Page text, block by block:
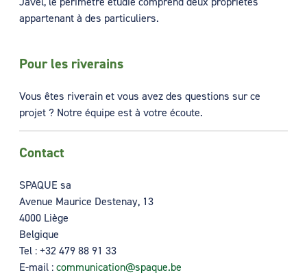
appartenant à des particuliers.
Pour les riverains
Vous êtes riverain et vous avez des questions sur ce
projet ? Notre équipe est à votre écoute.
Contact
SPAQUE sa
Avenue Maurice Destenay, 13
4000 Liège
Belgique
Tel : +32 479 88 91 33
E-mail : communication@spaque.be